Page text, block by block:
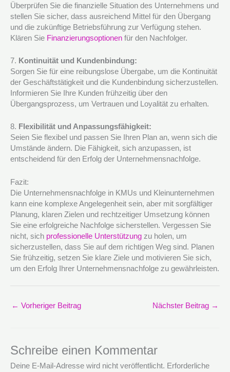
Überprüfen Sie die finanzielle Situation des Unternehmens und
stellen Sie sicher, dass ausreichend Mittel für den Übergang
und die zukünftige Betriebsführung zur Verfügung stehen.
Klären Sie Finanzierungsoptionen für den Nachfolger.
7. Kontinuität und Kundenbindung:
Sorgen Sie für eine reibungslose Übergabe, um die Kontinuität
der Geschäftstätigkeit und die Kundenbindung sicherzustellen.
Informieren Sie Ihre Kunden frühzeitig über den
Übergangsprozess, um Vertrauen und Loyalität zu erhalten.
8. Flexibilität und Anpassungsfähigkeit:
Seien Sie flexibel und passen Sie Ihren Plan an, wenn sich die
Umstände ändern. Die Fähigkeit, sich anzupassen, ist
entscheidend für den Erfolg der Unternehmensnachfolge.
Fazit:
Die Unternehmensnachfolge in KMUs und Kleinunternehmen
kann eine komplexe Angelegenheit sein, aber mit sorgfältiger
Planung, klaren Zielen und rechtzeitiger Umsetzung können
Sie eine erfolgreiche Nachfolge sicherstellen. Vergessen Sie
nicht, sich professionelle Unterstützung zu holen, um
sicherzustellen, dass Sie auf dem richtigen Weg sind. Planen
Sie frühzeitig, setzen Sie klare Ziele und motivieren Sie sich,
um den Erfolg Ihrer Unternehmensnachfolge zu gewährleisten.
← Vorheriger Beitrag Nächster Beitrag →
Schreibe einen Kommentar
Deine E-Mail-Adresse wird nicht veröffentlicht. Erforderliche